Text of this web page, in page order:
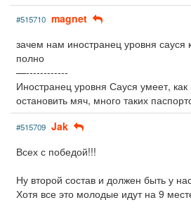
#515710 magnet
зачем нам иностранец уровня сауся
полно
—------------
Иностранец уровня Сауся умеет,
остановить мяч, много таких
#515709 Jak
Всех с победой!!!
Ну второй состав и должен быть у
Хотя все это молодые идут на 9